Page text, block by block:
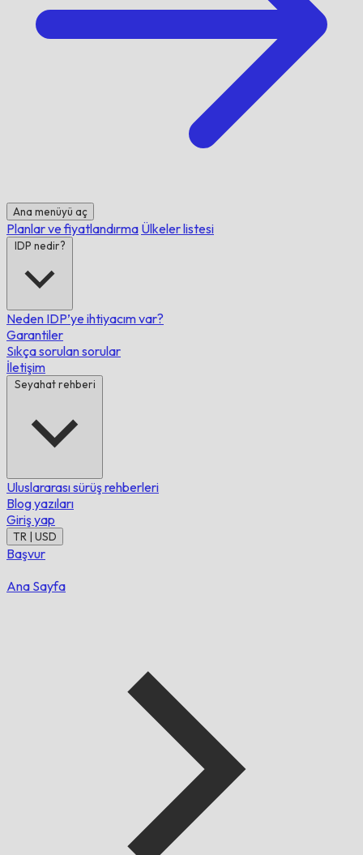
Ana menüyü aç
Planlar ve fiyatlandırma Ülkeler listesi
IDP nedir?
Neden IDP’ye ihtiyacım var?
Garantiler
Sıkça sorulan sorular
İletişim
Seyahat rehberi
Uluslararası sürüş rehberleri
Blog yazıları
Giriş yap
TR | USD
Başvur
Ana Sayfa